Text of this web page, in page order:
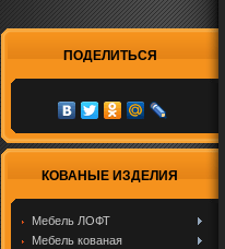
ПОДЕЛИТЬСЯ
КОВАНЫЕ ИЗДЕЛИЯ
Мебель ЛОФТ
Мебель кованая